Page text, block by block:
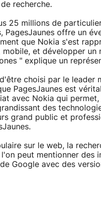
recherche.
25 millions de
PagesJaunes offre un
que Nokia s'est
mobile, et développer
" explique un
choisi par le leader
PagesJaunes est
avec Nokia qui
des
grand public et
sur le web, la
l'on peut mentionner des
de Google avec des